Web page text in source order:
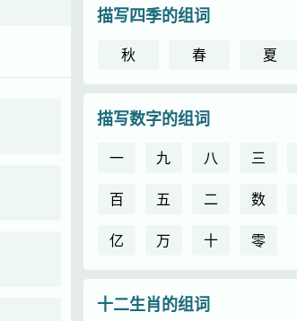
描写四季的组词
秋 春 夏
描写数字的组词
一 九 八 三
百
五 二 数
亿
万 十 零
十二生肖的组词